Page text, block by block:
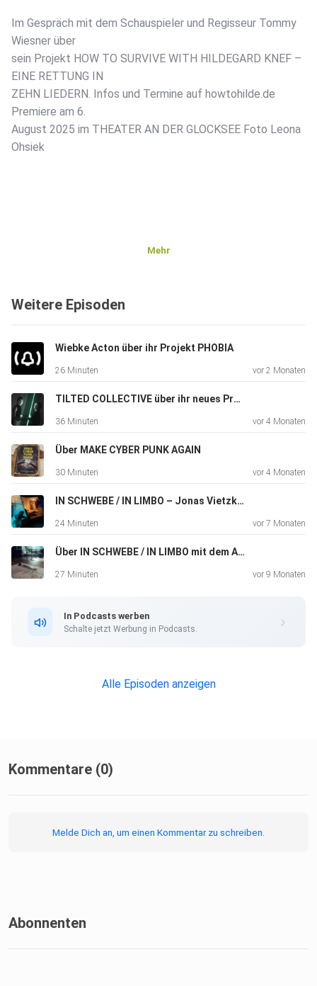
Im Gespräch mit dem Schauspieler und Regisseur Tommy
Wiesner über
sein Projekt HOW TO SURVIVE WITH HILDEGARD KNEF –
EINE RETTUNG IN
ZEHN LIEDERN. Infos und Termine auf howtohilde.de
Premiere am 6.
August 2025 im THEATER AN DER GLOCKSEE Foto Leona
Ohsiek
Mehr
Weitere Episoden
Wiebke Acton über ihr Projekt PHOBIA
26 Minuten vor 2 Monaten
TILTED COLLECTIVE über ihr neues Projekt COULDN'T CARE LESS
36 Minuten vor 4 Monaten
Über MAKE CYBER PUNK AGAIN
30 Minuten vor 4 Monaten
IN SCHWEBE / IN LIMBO – Jonas Vietzke im Gespräch mit Johannes Fast und Dennis Pörtner
24 Minuten vor 7 Monaten
Über IN SCHWEBE / IN LIMBO mit dem Ausstattungsteam
27 Minuten vor 9 Monaten
In Podcasts werben
Schalte jetzt Werbung in Podcasts.
Alle Episoden anzeigen
Kommentare (0)
Melde Dich an, um einen Kommentar zu schreiben.
Abonnenten